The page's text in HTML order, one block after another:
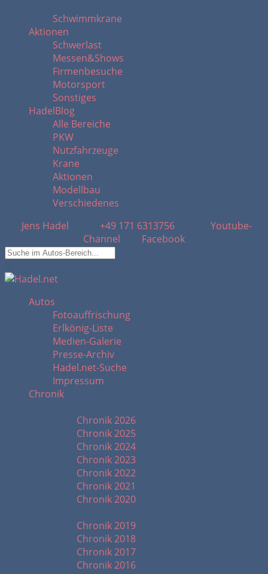
Schwimmkrane
Aktionen
Schwerlast
Messen&Shows
Firmenbesuche
Motorsport
Sonstiges
HadelBlog
Alle Bereiche
PKW
Nutzfahrzeuge
Krane
Aktionen
Modellbau
Verschiedenes
Jens Hadel
+49 171 6313756
Youtube-
Channel
Facebook
Autos
Fotoauffrischung
Erlkönig-Liste
Medien-Galerie
Presse-Archiv
Hadel.net-Suche
Impressum
Chronik
Chronik 2026
Chronik 2025
Chronik 2024
Chronik 2023
Chronik 2022
Chronik 2021
Chronik 2020
Chronik 2019
Chronik 2018
Chronik 2017
Chronik 2016